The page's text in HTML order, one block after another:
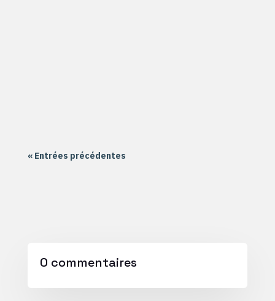
« Entrées précédentes
0 commentaires